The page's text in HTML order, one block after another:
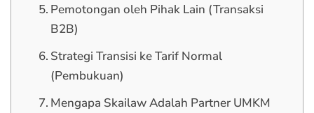
Pemotongan oleh Pihak Lain (Transaksi
B2B)
Strategi Transisi ke Tarif Normal
(Pembukuan)
Mengapa Skailaw Adalah Partner UMKM